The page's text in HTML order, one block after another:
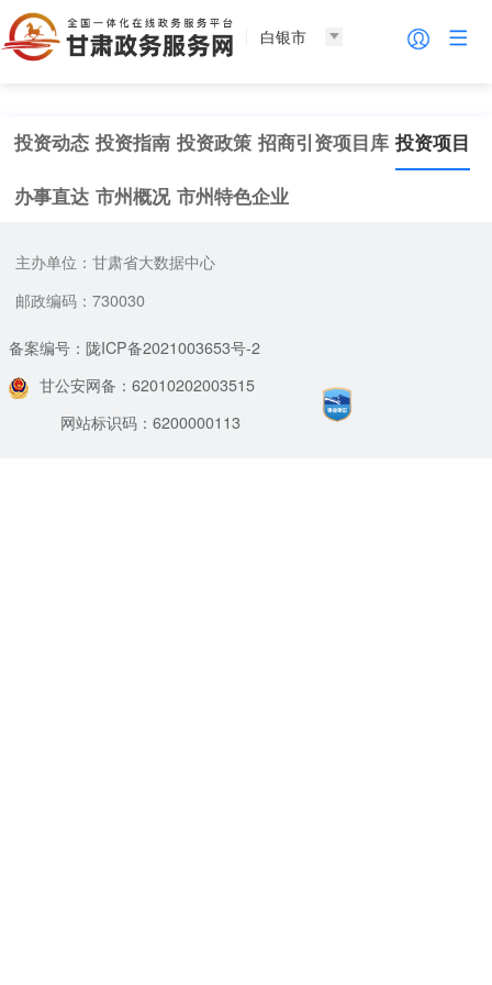
白银市
投资动态 投资指南 投资政策 招商引资项目库 投资项目
办事直达 市州概况 市州特色企业
主办单位：甘肃省大数据中心
邮政编码：730030
备案编号：陇ICP备2021003653号-2
甘公安网备：62010202003515
网站标识码：6200000113